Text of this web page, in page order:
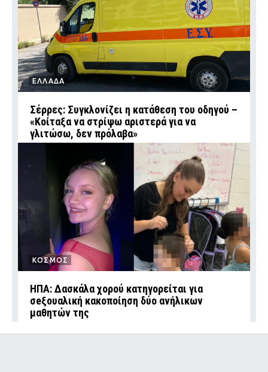
ΕΛΛΑΔΑ
Σέρρες: Συγκλονίζει η κατάθεση του οδηγού –
«Κοίταξα να στρίψω αριστερά για να
γλιτώσω, δεν πρόλαβα»
ΚΟΣΜΟΣ
ΗΠΑ: Δασκάλα χορού κατηγορείται για
σeξουαλική κακοποίηση δύο ανήλικων
μαθητών της